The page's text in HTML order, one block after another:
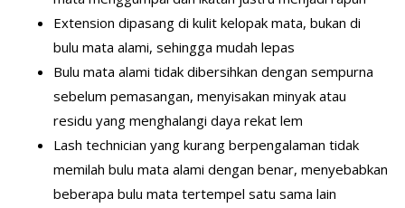
Extension dipasang di kulit kelopak mata, bukan di
bulu mata alami, sehingga mudah lepas
Bulu mata alami tidak dibersihkan dengan sempurna
sebelum pemasangan, menyisakan minyak atau
residu yang menghalangi daya rekat lem
Lash technician yang kurang berpengalaman tidak
memilah bulu mata alami dengan benar, menyebabkan
beberapa bulu mata tertempel satu sama lain